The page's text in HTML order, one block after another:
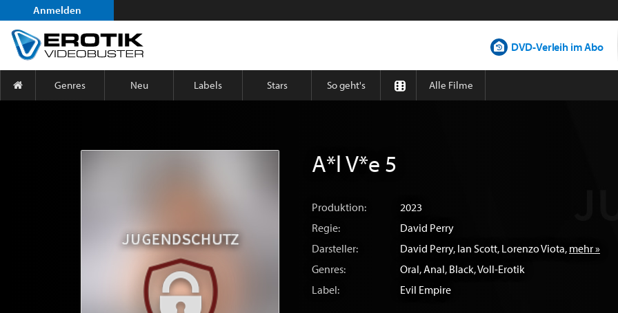
Anmelden
DVD-Verleih im Abo
Genres Neu Labels Stars So geht's Alle Filme
A*l V*e 5
Produktion:
2023
Regie:
David Perry
Darsteller:
David Perry, Ian Scott, Lorenzo Viota, mehr »
Genres:
Oral,Anal, Black,Voll-Erotik
Label:
Evil Empire